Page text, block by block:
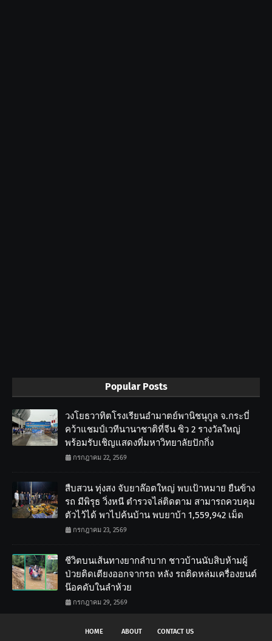
Popular Posts
วงโยธวาทิตโรงเรียนอำมาตย์พานิชนุกูล จ.กระบี่
คว้าแชมป์เวทีนานาชาติที่จีน ซิว 2 รางวัลใหญ่
พร้อมรับเชิญแสดงที่มหาวิทยาลัยปักกิ่ง
กรกฎาคม 22, 2569
สืบสวน ทุ่งสง จับยาล๊อตใหญ่ พบเป้าหมาย ยืนข้าง
รถ มีพิรุธ วิ่งหนี ตำรวจไล่ติดตาม สามารถควบคุม
ตัวไว้ได้ พาไปค้นบ้าน พบยาบ้า 1,559,942 เม็ด
กรกฎาคม 23, 2569
ชีวิตบนเส้นทางยากลำบาก ชาวบ้านนับสิบห้ามผู้
ป่วยติดเตียงออกจากรถ หลัง รถติดหล่มเครื่องยนต์
น๊อคดับในลำห้วย
กรกฎาคม 29, 2569
HOME ABOUT CONTACT US